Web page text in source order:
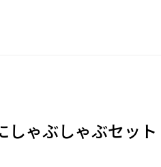
しゃぶしゃぶセット